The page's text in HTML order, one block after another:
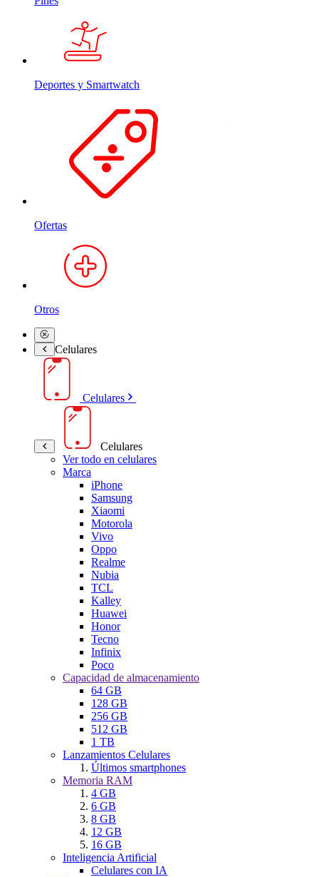
Deportes y Smartwatch
Ofertas
Otros
Celulares
Celulares
Celulares
Ver todo en celulares
Marca
iPhone
Samsung
Xiaomi
Motorola
Vivo
Oppo
Realme
Nubia
TCL
Kalley
Huawei
Honor
Tecno
Infinix
Poco
Capacidad de almacenamiento
64 GB
128 GB
256 GB
512 GB
1 TB
Lanzamientos Celulares
Últimos smartphones
Memoria RAM
4 GB
6 GB
8 GB
12 GB
16 GB
Inteligencia Artificial
Celulares con IA